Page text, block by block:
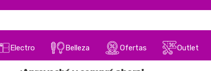
Electro Belleza Ofertas Outlet